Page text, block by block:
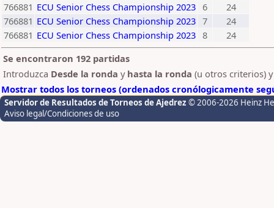
766881 ECU Senior Chess Championship 2023 6
24
766881 ECU Senior Chess Championship 2023 7
24
766881 ECU Senior Chess Championship 2023 8
24
Se encontraron 192 partidas
Introduzca Desde la ronda y hasta la ronda (u otros criterios)
Mostrar todos los torneos (ordenados cronólogicamente
Servidor de Resultados de Torneos de Ajedrez © 2006-2026 Heinz
Aviso legal/Condiciones de uso